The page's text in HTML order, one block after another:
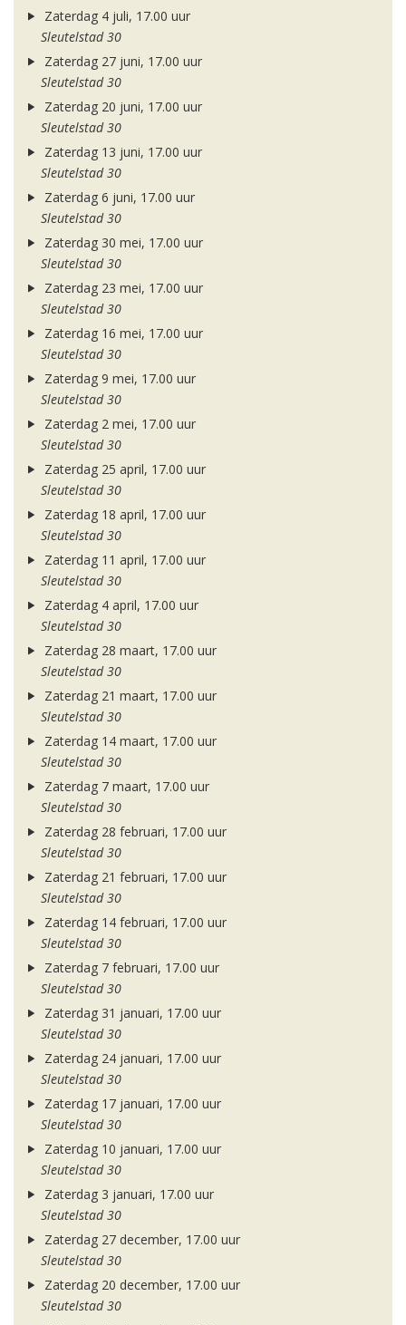
Zaterdag 4 juli, 17.00 uur
Sleutelstad 30
Zaterdag 27 juni, 17.00 uur
Sleutelstad 30
Zaterdag 20 juni, 17.00 uur
Sleutelstad 30
Zaterdag 13 juni, 17.00 uur
Sleutelstad 30
Zaterdag 6 juni, 17.00 uur
Sleutelstad 30
Zaterdag 30 mei, 17.00 uur
Sleutelstad 30
Zaterdag 23 mei, 17.00 uur
Sleutelstad 30
Zaterdag 16 mei, 17.00 uur
Sleutelstad 30
Zaterdag 9 mei, 17.00 uur
Sleutelstad 30
Zaterdag 2 mei, 17.00 uur
Sleutelstad 30
Zaterdag 25 april, 17.00 uur
Sleutelstad 30
Zaterdag 18 april, 17.00 uur
Sleutelstad 30
Zaterdag 11 april, 17.00 uur
Sleutelstad 30
Zaterdag 4 april, 17.00 uur
Sleutelstad 30
Zaterdag 28 maart, 17.00 uur
Sleutelstad 30
Zaterdag 21 maart, 17.00 uur
Sleutelstad 30
Zaterdag 14 maart, 17.00 uur
Sleutelstad 30
Zaterdag 7 maart, 17.00 uur
Sleutelstad 30
Zaterdag 28 februari, 17.00 uur
Sleutelstad 30
Zaterdag 21 februari, 17.00 uur
Sleutelstad 30
Zaterdag 14 februari, 17.00 uur
Sleutelstad 30
Zaterdag 7 februari, 17.00 uur
Sleutelstad 30
Zaterdag 31 januari, 17.00 uur
Sleutelstad 30
Zaterdag 24 januari, 17.00 uur
Sleutelstad 30
Zaterdag 17 januari, 17.00 uur
Sleutelstad 30
Zaterdag 10 januari, 17.00 uur
Sleutelstad 30
Zaterdag 3 januari, 17.00 uur
Sleutelstad 30
Zaterdag 27 december, 17.00 uur
Sleutelstad 30
Zaterdag 20 december, 17.00 uur
Sleutelstad 30